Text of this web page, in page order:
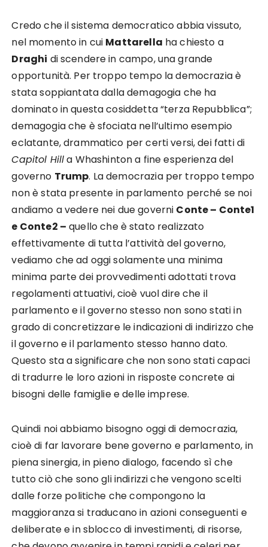
Credo che il sistema democratico abbia vissuto,
nel momento in cui Mattarella ha chiesto a
Draghi di scendere in campo, una grande
opportunità. Per troppo tempo la democrazia è
stata soppiantata dalla demagogia che ha
dominato in questa cosiddetta “terza Repubblica”;
demagogia che è sfociata nell’ultimo esempio
eclatante, drammatico per certi versi, dei fatti di
Capitol Hilla Whashinton a fine esperienza del
governo Trump. La democrazia per troppo tempo
non è stata presente in parlamento perché se noi
andiamo a vedere nei due governi Conte – Conte1
e Conte2 – quello che è stato realizzato
effettivamente di tutta l’attività del governo,
vediamo che ad oggi solamente una minima
minima parte dei provvedimenti adottati trova
regolamenti attuativi, cioè vuol dire che il
parlamento e il governo stesso non sono stati in
grado di concretizzare le indicazioni di indirizzo che
il governo e il parlamento stesso hanno dato.
Questo sta a significare che non sono stati capaci
di tradurre le loro azioni in risposte concrete ai
bisogni delle famiglie e delle imprese.
Quindi noi abbiamo bisogno oggi di democrazia,
cioè di far lavorare bene governo e parlamento, in
piena sinergia, in pieno dialogo, facendo sì che
tutto ciò che sono gli indirizzi che vengono scelti
dalle forze politiche che compongono la
maggioranza si traducano in azioni conseguenti e
deliberate e in sblocco di investimenti, di risorse,